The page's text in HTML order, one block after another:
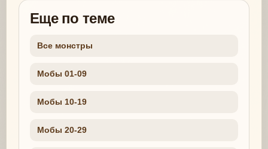
Еще по теме
Все монстры
Мобы 01-09
Мобы 10-19
Мобы 20-29